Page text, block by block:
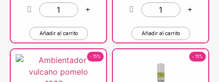
Añadir al carrito Añadir al carrito
- 15% - 15%